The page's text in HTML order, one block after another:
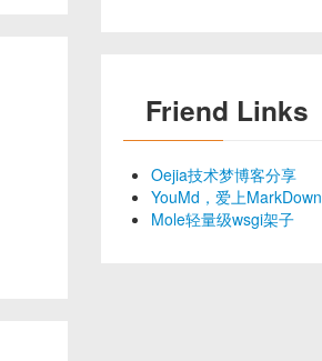
Friend Links
Oejia技术梦博客分享
YouMd，爱上MarkDown
Mole轻量级wsgi架子